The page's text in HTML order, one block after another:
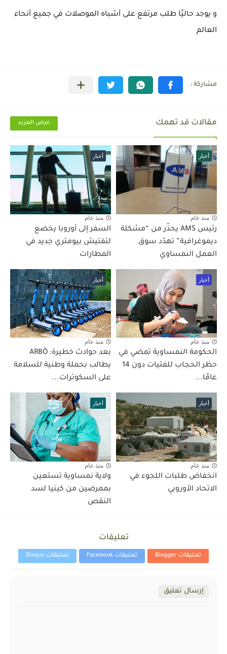
و يوجد حاليًا طلب مرتفع على أشباه الموصلات في جميع أنحاء
العالم
مقالات قد تهمك عرض المزيد
أخبار
منذ عام
رئيس AMS يحذّر من “مشكلة
ديموغرافية” تهدّد سوق
العمل النمساوي
أخبار
منذ عام
السفر إلى أوروبا يخضع
لتفتيش بيومتري جديد في
المطارات
أخبار
منذ عام
الحكومة النمساوية تمضي في
حظر الحجاب للفتيات دون 14
عامًا...
أخبار
منذ عام
بعد حوادث خطيرة: ARBÖ
يطالب بحملة وطنية للسلامة
على السكوترات...
أخبار
منذ عام
انخفاض طلبات اللجوء في
الاتحاد الأوروبي
أخبار
منذ عام
ولاية نمساوية تستعين
بممرضين من كينيا لسد
النقص
تعليقات
تعليقات Blogger تعليقات Facebook تعليقات Disqus
إرسال تعليق